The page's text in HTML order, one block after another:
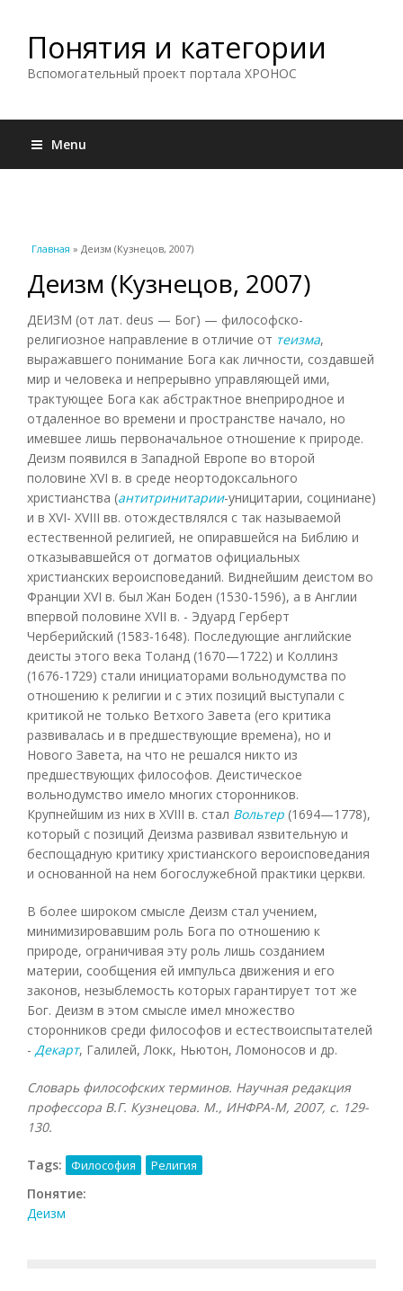
Понятия и категории
Вспомогательный проект портала ХРОНОС
Menu
Вы здесь
Главная » Деизм (Кузнецов, 2007)
Деизм (Кузнецов, 2007)
ДЕИЗМ (от лат. deus — Бог) — философско-
религиозное направление в отличие от теизма,
выражавшего понимание Бога как личности, создавшей
мир и человека и непрерывно управляющей ими,
трактующее Бога как абстрактное внеприродное и
отдаленное во времени и пространстве начало, но
имевшее лишь первоначальное отношение к природе.
Деизм появился в Западной Европе во второй
половине XVI в. в среде неортодоксального
христианства (антитринитарии-уницитарии, социниане)
и в XVI- XVIII вв. отождествлялся с так называемой
естественной религией, не опиравшейся на Библию и
отказывавшейся от догматов официальных
христианских вероисповеданий. Виднейшим деистом во
Франции XVI в. был Жан Боден (1530-1596), а в Англии
впервой половине XVII в. - Эдуард Герберт
Черберийский (1583-1648). Последующие английские
деисты этого века Толанд (1670—1722) и Коллинз
(1676-1729) стали инициаторами вольнодумства по
отношению к религии и с этих позиций выступали с
критикой не только Ветхого Завета (его критика
развивалась и в предшествующие времена), но и
Нового Завета, на что не решался никто из
предшествующих философов. Деистическое
вольнодумство имело многих сторонников.
Крупнейшим из них в XVIII в. стал Вольтер (1694—1778),
который с позиций Деизма развивал язвительную и
беспощадную критику христианского вероисповедания
и основанной на нем богослужебной практики церкви.
В более широком смысле Деизм стал учением,
минимизировавшим роль Бога по отношению к
природе, ограничивая эту роль лишь созданием
материи, сообщения ей импульса движения и его
законов, незыблемость которых гарантирует тот же
Бог. Деизм в этом смысле имел множество
сторонников среди философов и естествоиспытателей
- Декарт, Галилей, Локк, Ньютон, Ломоносов и др.
Словарь философских терминов. Научная редакция
профессора В.Г. Кузнецова. М., ИНФРА-М, 2007, с. 129-
130.
Tags: Философия Религия
Понятие:
Деизм